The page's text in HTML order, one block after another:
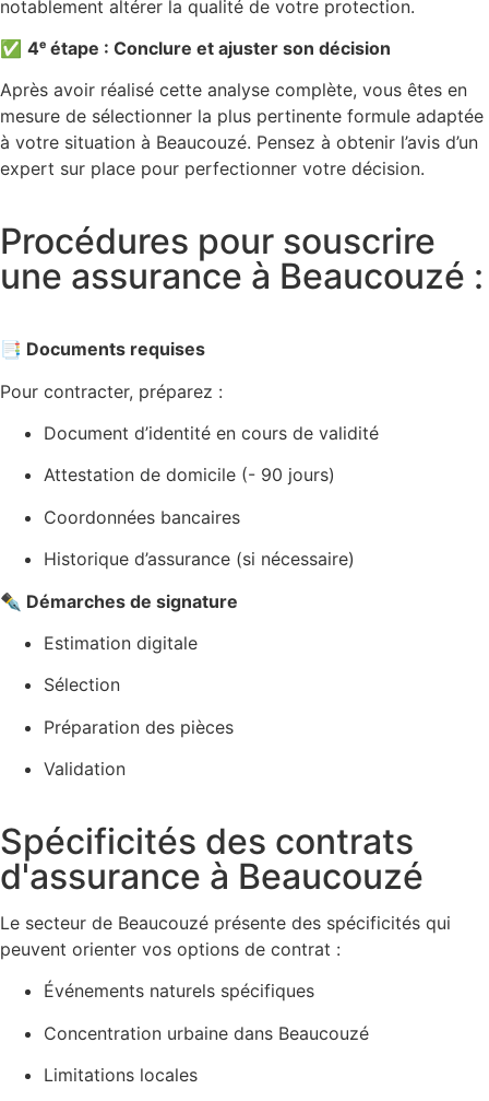
notablement altérer la qualité de votre protection.
✅ 4ᵉ étape : Conclure et ajuster son décision
Après avoir réalisé cette analyse complète, vous êtes en
mesure de sélectionner la plus pertinente formule adaptée
à votre situation à Beaucouzé. Pensez à obtenir l’avis d’un
expert sur place pour perfectionner votre décision.
Procédures pour souscrire
une assurance à Beaucouzé :
📑 Documents requises
Pour contracter, préparez :
Document d’identité en cours de validité
Attestation de domicile (- 90 jours)
Coordonnées bancaires
Historique d’assurance (si nécessaire)
✒️ Démarches de signature
Estimation digitale
Sélection
Préparation des pièces
Validation
Spécificités des contrats
d'assurance à Beaucouzé
Le secteur de Beaucouzé présente des spécificités qui
peuvent orienter vos options de contrat :
Événements naturels spécifiques
Concentration urbaine dans Beaucouzé
Limitations locales